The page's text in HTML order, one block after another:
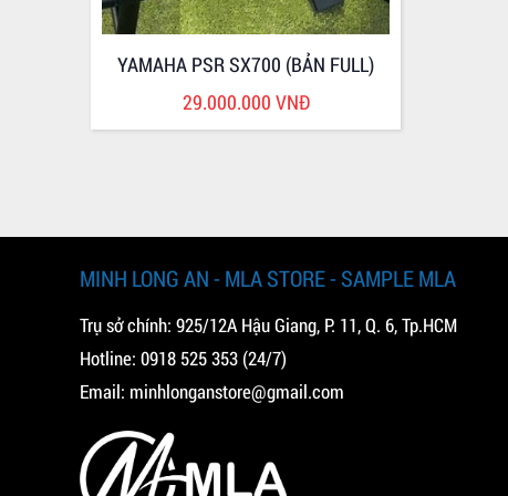
YAMAHA PSR SX700 (BẢN FULL)
29.000.000 VNĐ
MINH LONG AN - MLA STORE - SAMPLE MLA
Trụ sở chính: 925/12A Hậu Giang, P. 11, Q. 6, Tp.HCM
Hotline: 0918 525 353 (24/7)
Email: minhlonganstore@gmail.com